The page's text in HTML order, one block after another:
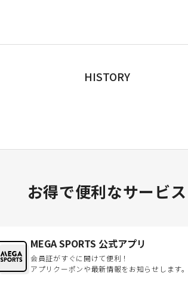
HISTORY
お得で便利なサービス
MEGA SPORTS 公式アプリ
会員証がすぐに開けて便利！
アプリクーポンや最新情報をお知らせします。